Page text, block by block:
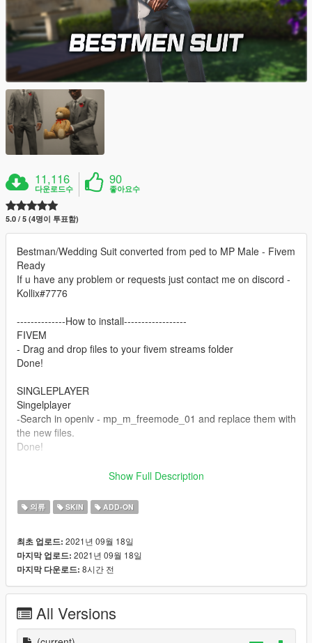
11,116
다운로드수
90
좋아요수
5.0 / 5 (4명이 투표함)
Bestman/Wedding Suit converted from ped to MP Male - Fivem
Ready
If u have any problem or requests just contact me on discord -
Kollix#7776
--------------How to install------------------
FIVEM
- Drag and drop files to your fivem streams folder
Done!
SINGLEPLAYER
Singelplayer
-Search in openiv - mp_m_freemode_01 and replace them with
the new files.
Done!
Discord Server - https://discord.gg/Z6crNgP
Mail - Kollix1@gmail.com
Show Full Description
의류 SKIN ADD-ON
최초 업로드: 2021년 09월 18일
마지막 업로드: 2021년 09월 18일
마지막 다운로드: 8시간 전
All Versions